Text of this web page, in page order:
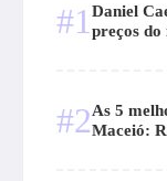
#1 Daniel
preços do
#2As 5
Maceió: